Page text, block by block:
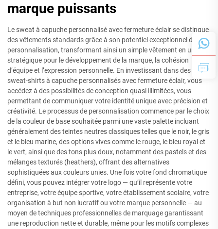
marque puissants
Le sweat à capuche personnalisé avec fermeture éclair se distingue
des vêtements standards grâce à son potentiel exceptionnel de
personnalisation, transformant ainsi un simple vêtement en un outil
stratégique pour le développement de la marque, la cohésion
d’équipe et l’expression personnelle. En investissant dans des
sweat-shirts à capuche personnalisés avec fermeture éclair, vous
accédez à des possibilités de conception quasi illimitées, vous
permettant de communiquer votre identité unique avec précision et
créativité. Le processus de personnalisation commence par le choix
de la couleur de base souhaitée parmi une vaste palette incluant
généralement des teintes neutres classiques telles que le noir, le gris
et le bleu marine, des options vives comme le rouge, le bleu royal et
le vert, ainsi que des tons plus doux, notamment des pastels et des
mélanges texturés (heathers), offrant des alternatives
sophistiquées aux couleurs unies. Une fois votre fond chromatique
défini, vous pouvez intégrer votre logo — qu’il représente votre
entreprise, votre équipe sportive, votre établissement scolaire, votre
organisation à but non lucratif ou votre marque personnelle — au
moyen de techniques professionnelles de marquage garantissant
une reproduction nette et durable, même pour les motifs complexes